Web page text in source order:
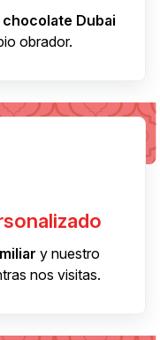
chocolate Dubai
obrador.
y nuestro
nos visitas.